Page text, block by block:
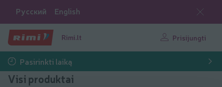
Русский English
Rimi.lt Prisijungti
Pasirinkti laiką
Visi produktai